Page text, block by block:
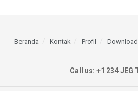
Beranda Kontak Profil
Call us: +1 234 JEG